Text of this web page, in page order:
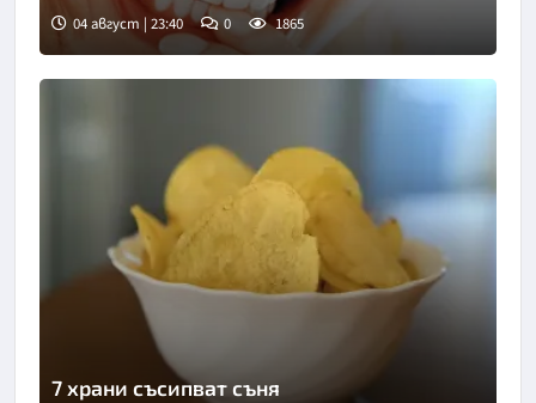
04 август | 23:40 0 1865
7 храни съсипват съня